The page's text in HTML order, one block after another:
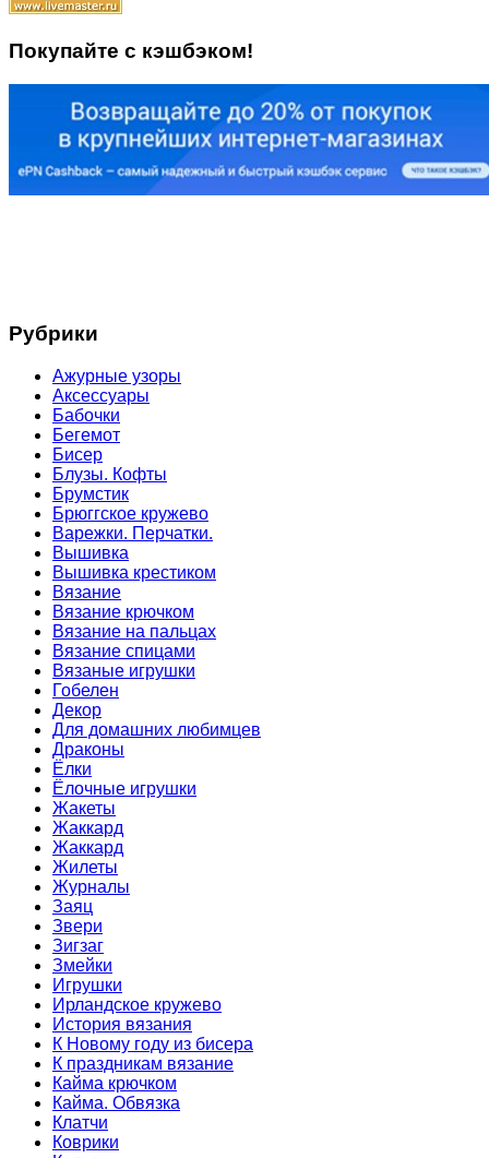
Покупайте с кэшбэком!
Рубрики
Ажурные узоры
Аксессуары
Бабочки
Бегемот
Бисер
Блузы. Кофты
Брумстик
Брюггское кружево
Варежки. Перчатки.
Вышивка
Вышивка крестиком
Вязание
Вязание крючком
Вязание на пальцах
Вязание спицами
Вязаные игрушки
Гобелен
Декор
Для домашних любимцев
Драконы
Ёлки
Ёлочные игрушки
Жакеты
Жаккард
Жаккард
Жилеты
Журналы
Заяц
Звери
Зигзаг
Змейки
Игрушки
Ирландское кружево
История вязания
К Новому году из бисера
К праздникам вязание
Кайма крючком
Кайма. Обвязка
Клатчи
Коврики